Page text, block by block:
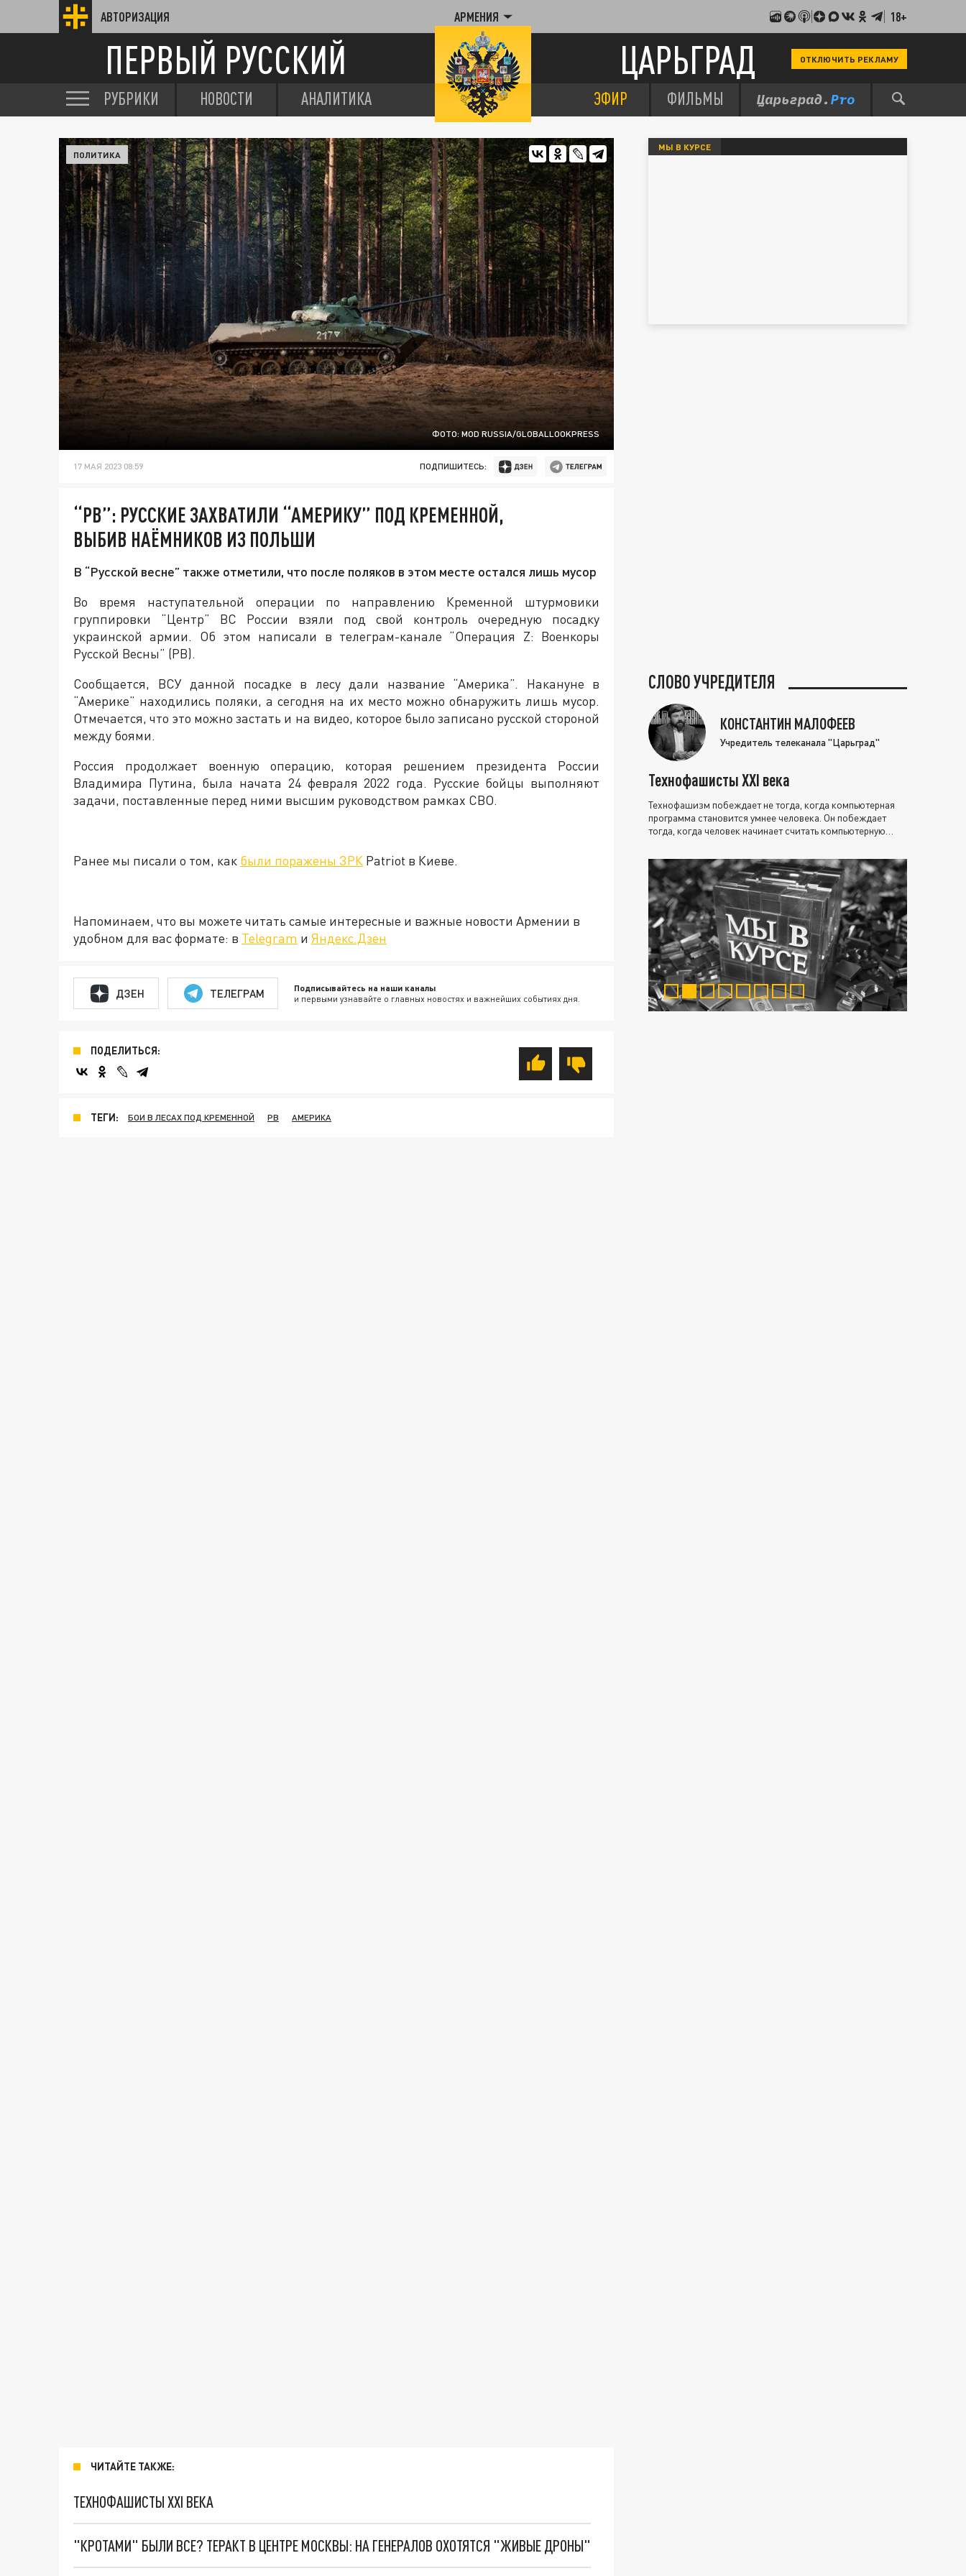
АВТОРИЗАЦИЯ АРМЕНИЯ 18+
ПЕРВЫЙ РУССКИЙ ЦАРЬГРАД ОТКЛЮЧИТЬ РЕКЛАМУ
РУБРИКИ НОВОСТИ АНАЛИТИКА ЭФИР ФИЛЬМЫ
ФОТО: MOD RUSSIA/GLOBALLOOKPRESS
ПОЛИТИКА
17 МАЯ 2023 08:59 ПОДПИШИТЕСЬ:
“РВ”: РУССКИЕ ЗАХВАТИЛИ “АМЕРИКУ” ПОД КРЕМЕННОЙ,
ВЫБИВ НАЁМНИКОВ ИЗ ПОЛЬШИ
В “Русской весне” также отметили, что после поляков в этом месте остался лишь мусор
Во время наступательной операции по направлению Кременной штурмовики
группировки “Центр” ВС России взяли под свой контроль очередную посадку
украинской армии. Об этом написали в телеграм-канале “Операция Z: Военкоры
Русской Весны” (РВ).
Сообщается, ВСУ данной посадке в лесу дали название “Америка”. Накануне в
“Америке” находились поляки, а сегодня на их место можно обнаружить лишь мусор.
Отмечается, что это можно застать и на видео, которое было записано русской стороной
между боями.
Россия продолжает военную операцию, которая решением президента России
Владимира Путина, была начата 24 февраля 2022 года. Русские бойцы выполняют
задачи, поставленные перед ними высшим руководством рамках СВО.
Ранее мы писали о том, как были поражены ЗРК Patriot в Киеве.
Напоминаем, что вы можете читать самые интересные и важные новости Армении в
удобном для вас формате: в Telegram и Яндекс.Дзен
ДЗЕН ТЕЛЕГРАМ Подписывайтесь на наши каналы
и первыми узнавайте о главных новостях и важнейших событиях дня.
ПОДЕЛИТЬСЯ:
ТЕГИ: БОИ В ЛЕСАХ ПОД КРЕМЕННОЙ РВ АМЕРИКА
ЧИТАЙТЕ ТАКЖЕ:
ТЕХНОФАШИСТЫ XXI ВЕКА
"КРОТАМИ" БЫЛИ ВСЕ? ТЕРАКТ В ЦЕНТРЕ МОСКВЫ: НА ГЕНЕРАЛОВ ОХОТЯТСЯ "ЖИВЫЕ ДРОНЫ"
МЫ В КУРСЕ
СЛОВО УЧРЕДИТЕЛЯ
КОНСТАНТИН МАЛОФЕЕВ
Учредитель телеканала "Царьград"
Технофашисты XXI века
Технофашизм побеждает не тогда, когда компьютерная
программа становится умнее человека. Он побеждает
тогда, когда человек начинает считать компьютерную